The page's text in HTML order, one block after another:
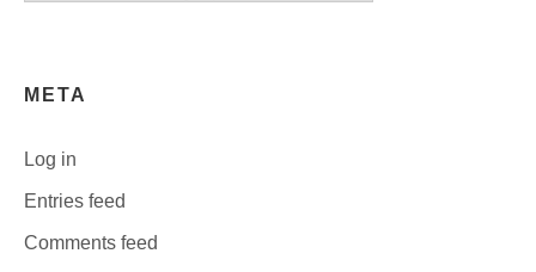
META
Log in
Entries feed
Comments feed